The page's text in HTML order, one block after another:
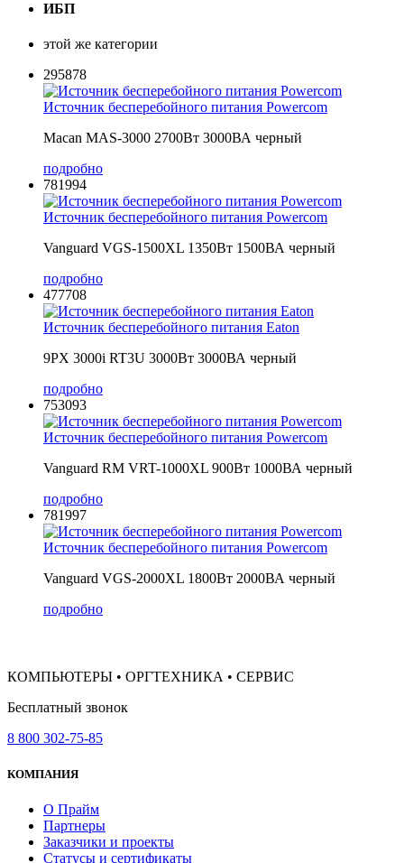
ИБП
этой же категории
295878
Источник бесперебойного питания Powercom
Macan MAS-3000 2700Вт 3000ВА черный
подробно
781994
Источник бесперебойного питания Powercom
Vanguard VGS-1500XL 1350Вт 1500ВА черный
подробно
477708
Источник бесперебойного питания Eaton
9PX 3000i RT3U 3000Вт 3000ВА черный
подробно
753093
Источник бесперебойного питания Powercom
Vanguard RM VRT-1000XL 900Вт 1000ВА черный
подробно
781997
Источник бесперебойного питания Powercom
Vanguard VGS-2000XL 1800Вт 2000ВА черный
подробно
КОМПЬЮТЕРЫ • ОРГТЕХНИКА • СЕРВИС
Бесплатный звонок
8 800 302-75-85
КОМПАНИЯ
О Прайм
Партнеры
Заказчики и проекты
Статусы и сертификаты